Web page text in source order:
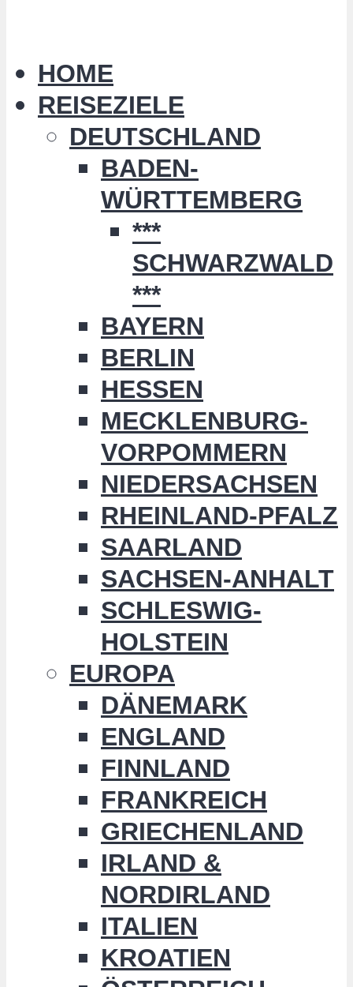
HOME
REISEZIELE
DEUTSCHLAND
BADEN-
WÜRTTEMBERG
***
SCHWARZWALD
***
BAYERN
BERLIN
HESSEN
MECKLENBURG-
VORPOMMERN
NIEDERSACHSEN
RHEINLAND-PFALZ
SAARLAND
SACHSEN-ANHALT
SCHLESWIG-
HOLSTEIN
EUROPA
DÄNEMARK
ENGLAND
FINNLAND
FRANKREICH
GRIECHENLAND
IRLAND &
NORDIRLAND
ITALIEN
KROATIEN